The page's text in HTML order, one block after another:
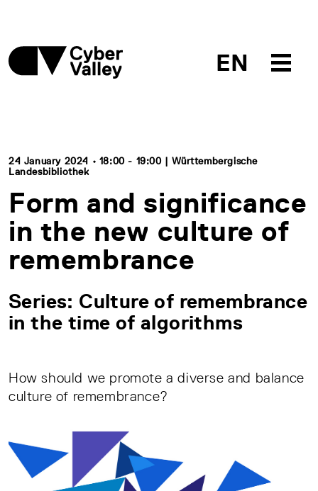
EN
24 January 2024 • 18:00 - 19:00 | Württembergische
Landesbibliothek
Form and significance
in the new culture of
remembrance
Series: Culture of remembrance
in the time of algorithms
How should we promote a diverse and balance
culture of remembrance?